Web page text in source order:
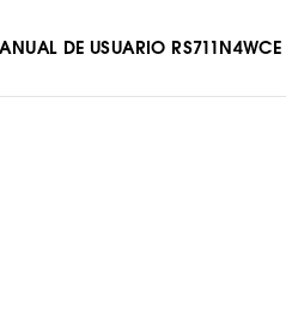
DE USUARIO RS711N4WCE